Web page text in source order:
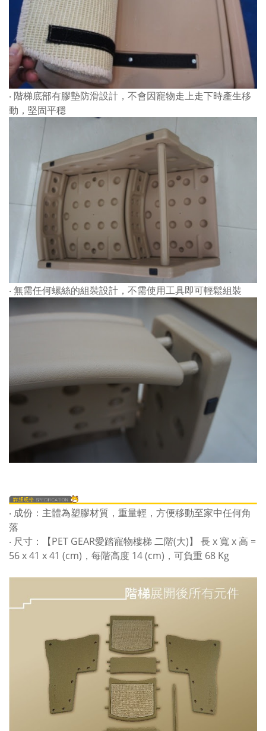
‧ 階梯底部有膠墊防滑設計，不會因寵物走上走下時產生移
動，堅固平穩
‧ 無需任何螺絲的組裝設計，不需使用工具即可輕鬆組裝
‧ 成份：主體為塑膠材質，重量輕，方便移動至家中任何角
落
‧ 尺寸：【PET GEAR愛踏寵物樓梯 二階(大)】 長 x 寬 x 高 =
56 x 41 x 41 (cm)，每階高度 14 (cm)，可負重 68 Kg